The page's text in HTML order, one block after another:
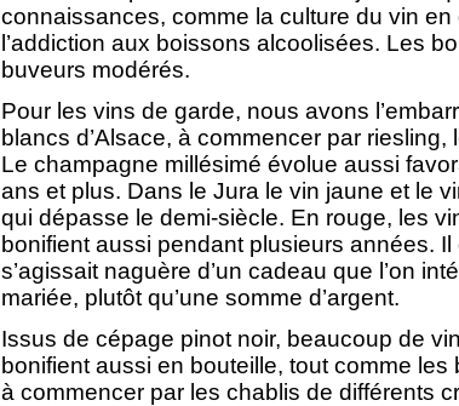
connaissances, comme la culture du vin
l’addiction aux boissons alcoolisées. Les
buveurs modérés.
Pour les vins de garde, nous avons
blancs d’Alsace, à commencer par
Le champagne millésimé évolue aussi
ans et plus. Dans le Jura le vin jaune et le
qui dépasse le demi-siècle. En rouge, les
bonifient aussi pendant plusieurs années. Il
s’agissait naguère d’un cadeau que l’on
mariée, plutôt qu’une somme d’argent.
Issus de cépage pinot noir, beaucoup de
bonifient aussi en bouteille, tout comme
à commencer par les chablis de différents